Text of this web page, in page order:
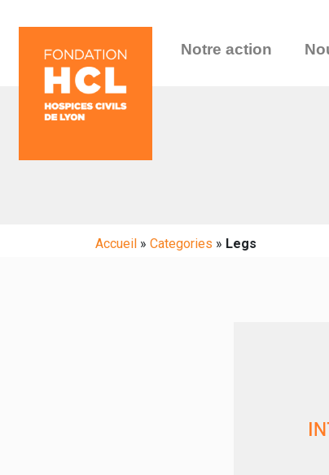
Notre action
Accueil » Categories » Legs